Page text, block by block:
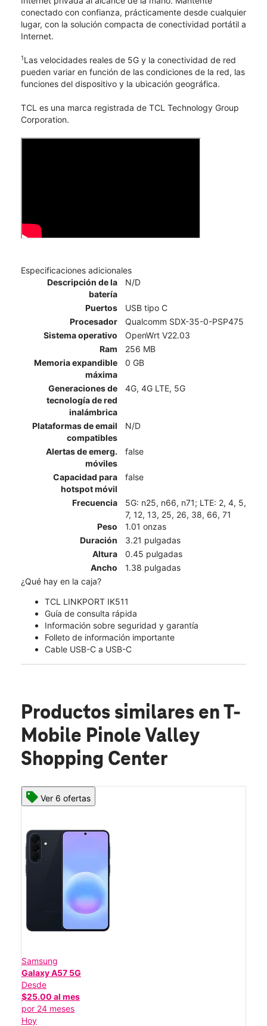
conectado con confianza, prácticamente desde cualquier
lugar, con la solución compacta de conectividad portátil a
Internet.
1Las velocidades reales de 5G y la conectividad de red
pueden variar en función de las condiciones de la red, las
funciones del dispositivo y la ubicación geográfica.
TCL​​​​​​​ es una marca registrada de TCL Technology Group
Corporation.
Especificaciones adicionales
Descripción de la
batería
N/D
Puertos
USB tipo C
Procesador
Qualcomm SDX-35-0-PSP475
Sistema operativo
OpenWrt V22.03
Ram
256 MB
Memoria expandible
máxima
0 GB
Generaciones de
tecnología de red
inalámbrica
4G, 4G LTE, 5G
Plataformas de email
compatibles
N/D
Alertas de emerg.
móviles
false
Capacidad para
hotspot móvil
false
Frecuencia
5G: n25, n66, n71; LTE: 2, 4, 5,
7, 12, 13, 25, 26, 38, 66, 71
Peso
1.01 onzas
Duración
3.21 pulgadas
Altura
0.45 pulgadas
Ancho
1.38 pulgadas
¿Qué hay en la caja?
TCL LINKPORT IK511
Guía de consulta rápida
Información sobre seguridad y garantía
Folleto de información importante
Cable USB-C a USB-C
Productos similares en T-
Mobile Pinole Valley
Shopping Center
Ver 6 ofertas
Samsung
Galaxy A57 5G
Desde
$25.00 al mes
por 24 meses
Hoy